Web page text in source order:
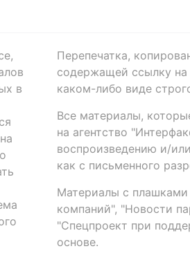
в
Перепечатка,
содержащей ссылку на
каком-либо виде
Все материалы,
на агентство
воспроизведению и/
как с письменного
Материалы с плашками
компаний", "Новости
"Спецпроект при
основе.